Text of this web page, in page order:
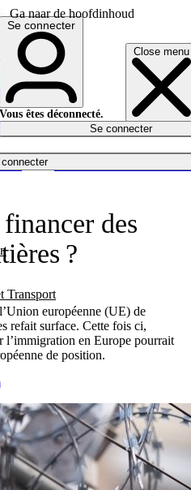
Ga naar de hoofdinhoud
Close menu
Transport
English
Deutsch
Español
Se connecter
Vous êtes déconnecté.
Se connecter
des
?
européenne (UE) de
refait surface. Cette fois ci,
l’immigration en Europe pourrait
de position.